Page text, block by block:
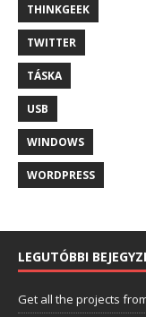
THINKGEEK
TWITTER
TÁSKA
USB
WINDOWS
WORDPRESS
LEGUTÓBBI
Get all the projects